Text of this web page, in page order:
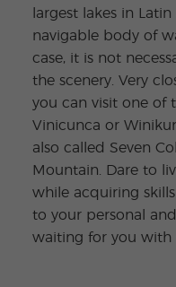
largest lakes in
navigable body of
case, it is not
the scenery. Very
you can visit one of
Vinicunca or
also called Seven
Mountain. Dare to
while acquiring
to your personal
waiting for you with